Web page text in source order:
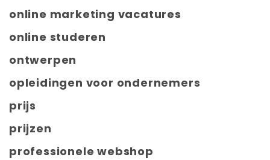
online marketing vacatures
online studeren
ontwerpen
opleidingen voor ondernemers
prijs
prijzen
professionele webshop